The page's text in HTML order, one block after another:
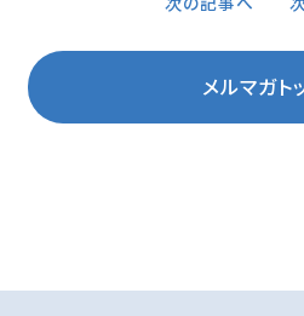
メルマガト